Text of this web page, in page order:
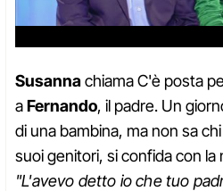
Susannachiama C'è posta
aFernando, il padre. Un
di una bambina, ma non sa
suoi genitori, si confida con la
"L'avevo detto io che tuo